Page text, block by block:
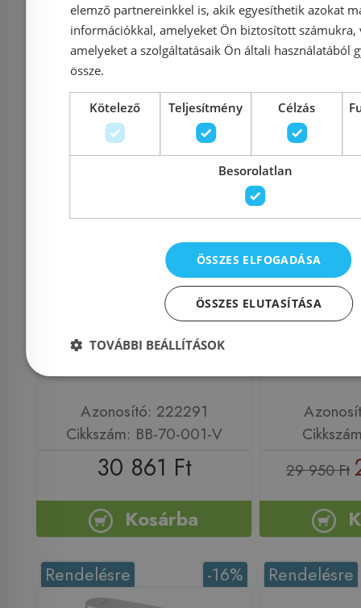
Kosárba
Újdonság
Rendelésre
Invena ALONIA
bidécsaptelep, króm BB-
70-001-V
Azonosító: 222291
Cikkszám: BB-70-001-V
30 861 Ft
Kosárba
Ferro
metál
29 950 Ft
-16%
Rendelésre Rendelésre
elemző partnereinkkel is, akik egyesíthetik azokat
információkkal, amelyeket Ön biztosított számukra,
amelyeket a szolgáltatásaik Ön általi használatából
össze.
Kötelező Teljesítmény Célzás
Besorolatlan
ÖSSZES ELFOGADÁSA
ÖSSZES ELUTASÍTÁSA
TOVÁBBI BEÁLLÍTÁSOK